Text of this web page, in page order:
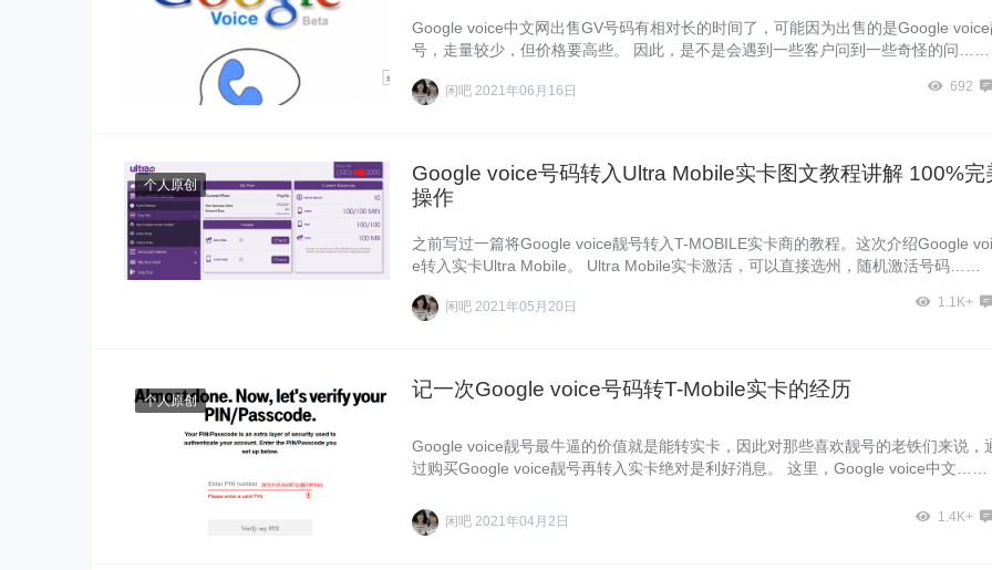
Google voice中文网出售GV号码有相对长的时间了，可能因为出售的是Google
号，走量较少，但价格要高些。 因此，是不是会遇到一些客户问到一些奇怪的问……
闲吧 2021年06月16日 692
个人原创
Google voice号码转入Ultra Mobile实卡图文教程讲解 100%完
操作
之前写过一篇将Google voice靓号转入T-MOBILE实卡商的教程。这次介绍Google
e转入实卡Ultra Mobile。 Ultra Mobile实卡激活，可以直接选州，随机激活号码……
闲吧 2021年05月20日 1.1K+
个人原创 记一次Google voice号码转T-Mobile实卡的经历
Google voice靓号最牛逼的价值就是能转实卡，因此对那些喜欢靓号的老铁们来说，
过购买Google voice靓号再转入实卡绝对是利好消息。 这里，Google voice中文……
闲吧 2021年04月2日 1.4K+